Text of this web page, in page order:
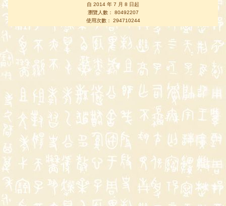
自 2014 年 7 月 8 日起
瀏覽人數： 80492207
使用次數： 294710244